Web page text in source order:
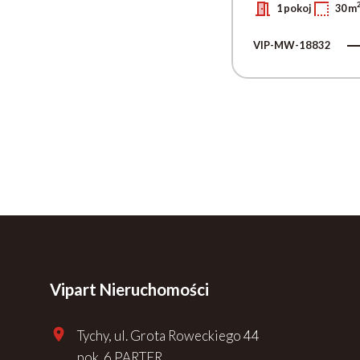
1 pokoj
30 m2
VIP-MW-18832
Vipart Nieruchomości
Tychy, ul. Grota Roweckiego 44